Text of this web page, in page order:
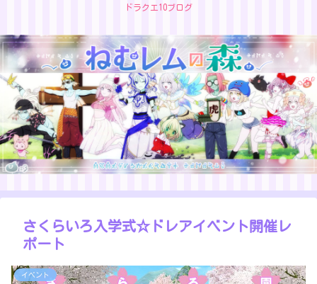
ドラクエ10ブログ
さくらいろ入学式☆ドレアイベント開催レ
ポート
イベント